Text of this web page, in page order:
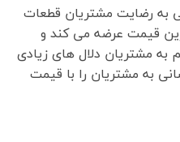
به رضایت مشتریان قطعات
قیمت عرضه می کند و
مشتریان دلال های زیادی
به مشتریان را با قیمت